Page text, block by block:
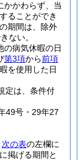
かかわらず、当
ることができ
期間は、除外
ない。
の病気休暇の日
第3項から前項
を使用した日
定は、条件付
49号・29年27
次の表の左欄に
掲げる期間と